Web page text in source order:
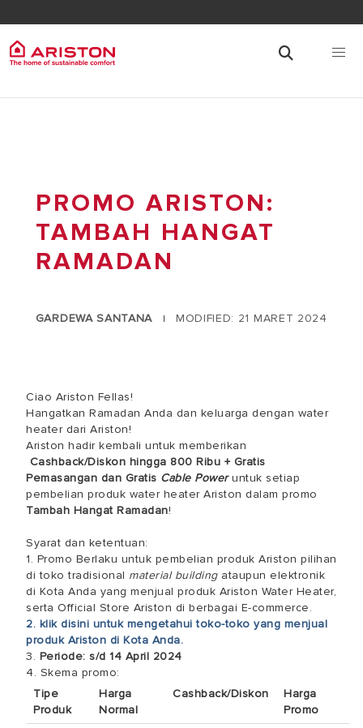
PROMO ARISTON:
TAMBAH HANGAT
RAMADAN
GARDEWA SANTANA | MODIFIED: 21 MARET 2024
Ciao Ariston Fellas!
Hangatkan Ramadan Anda dan keluarga dengan water
heater dari Ariston!
Ariston hadir kembali untuk memberikan
Cashback/Diskon hingga 800 Ribu + Gratis
Pemasangan dan Gratis Cable Poweruntuk setiap
pembelian produk water heater Ariston dalam promo
Tambah Hangat Ramadan!
Syarat dan ketentuan:
1. Promo Berlaku untuk pembelian produk Ariston pilihan
di toko tradisional material buildingataupun elektronik
di Kota Anda yang menjual produk Ariston Water Heater,
serta Official Store Ariston di berbagai E-commerce.
2. klik disini untuk mengetahui toko-toko yang menjual
produk Ariston di Kota Anda.
3. Periode: s/d 14 April 2024
4. Skema promo:
Tipe
Produk
Harga
Normal
Cashback/Diskon
Harga
Promo